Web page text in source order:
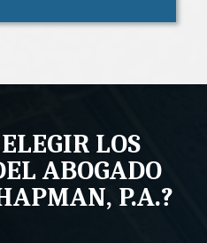
LOS
ABOGADO
P.A.?